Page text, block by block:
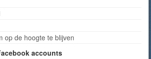
op de hoogte te blijven
accounts